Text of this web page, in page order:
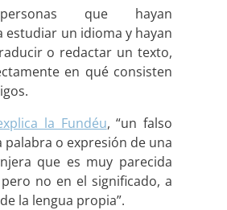
que hayan
estudiar un idioma y hayan
o redactar un texto,
en qué consisten
la Fundéu, “un falso
palabra o expresión de una
que es muy parecida
no en el significado, a
la lengua propia”.